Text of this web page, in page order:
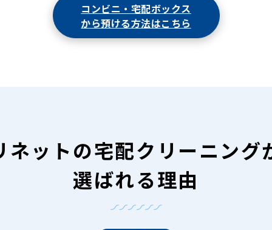
コンビニ・宅配ボックス
から預ける方法はこちら
ネットの宅配クリーニング
選ばれる理由